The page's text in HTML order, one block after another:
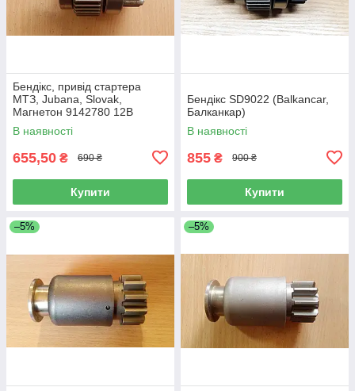
Бендікс, привід стартера
МТЗ, Jubana, Slovak,
Магнетон 9142780 12В
2.7кВт 24В 3,5кВт
В наявності
655,50 ₴ 690 ₴
Купити
Бендікс SD9022 (Balkancar,
Балканкар)
В наявності
855 ₴ 900 ₴
Купити
–5% –5%